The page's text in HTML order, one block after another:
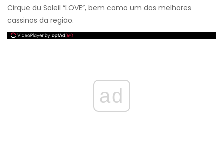
Cirque du Soleil “LOVE”, bem como um dos melhores
cassinos da região.
ad